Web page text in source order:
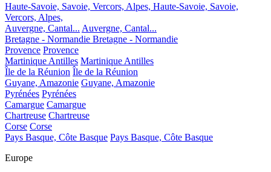
Haute-Savoie, Savoie, Vercors, Alpes, Haute-Savoie, Savoie,
Vercors, Alpes,
Auvergne, Cantal... Auvergne, Cantal...
Bretagne - Normandie Bretagne - Normandie
Provence Provence
Martinique Antilles Martinique Antilles
Île de la Réunion Île de la Réunion
Guyane, Amazonie Guyane, Amazonie
Pyrénées Pyrénées
Camargue Camargue
Chartreuse Chartreuse
Corse Corse
Pays Basque, Côte Basque Pays Basque, Côte Basque
Europe